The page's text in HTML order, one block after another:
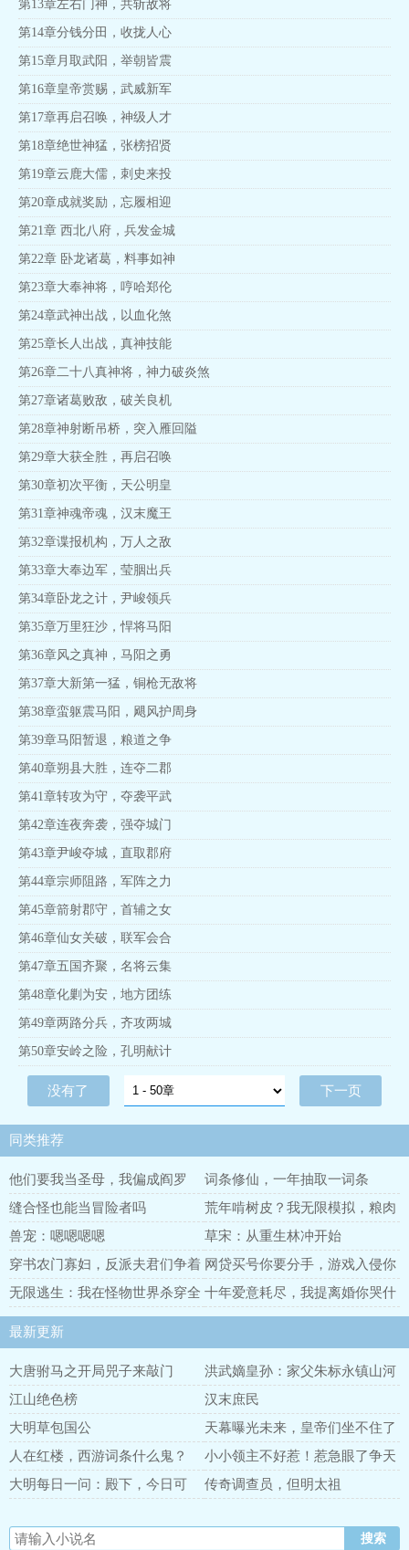
第13章左右门神，共斩敌将
第14章分钱分田，收拢人心
第15章月取武阳，举朝皆震
第16章皇帝赏赐，武威新军
第17章再启召唤，神级人才
第18章绝世神猛，张榜招贤
第19章云鹿大儒，刺史来投
第20章成就奖励，忘履相迎
第21章 西北八府，兵发金城
第22章 卧龙诸葛，料事如神
第23章大奉神将，哼哈郑伦
第24章武神出战，以血化煞
第25章长人出战，真神技能
第26章二十八真神将，神力破炎煞
第27章诸葛败敌，破关良机
第28章神射断吊桥，突入雁回隘
第29章大获全胜，再启召唤
第30章初次平衡，天公明皇
第31章神魂帝魂，汉末魔王
第32章谍报机构，万人之敌
第33章大奉边军，莹胭出兵
第34章卧龙之计，尹峻领兵
第35章万里狂沙，悍将马阳
第36章风之真神，马阳之勇
第37章大新第一猛，铜枪无敌将
第38章蛮躯震马阳，飓风护周身
第39章马阳暂退，粮道之争
第40章朔县大胜，连夺二郡
第41章转攻为守，夺袭平武
第42章连夜奔袭，强夺城门
第43章尹峻夺城，直取郡府
第44章宗师阻路，军阵之力
第45章箭射郡守，首辅之女
第46章仙女关破，联军会合
第47章五国齐聚，名将云集
第48章化剿为安，地方团练
第49章两路分兵，齐攻两城
第50章安岭之险，孔明献计
没有了 下一页
同类推荐
他们要我当圣母，我偏成阎罗
词条修仙，一年抽取一词条
缝合怪也能当冒险者吗
荒年啃树皮？我无限模拟，粮肉
满仓
兽宠：嗯嗯嗯嗯
草宋：从重生林冲开始
穿书农门寡妇，反派夫君们争着
宠
网贷买号你要分手，游戏入侵你
已急哭
无限逃生：我在怪物世界杀穿全
场
十年爱意耗尽，我提离婚你哭什
么
最新更新
大唐驸马之开局兕子来敲门
洪武嫡皇孙：家父朱标永镇山河
江山绝色榜
汉末庶民
大明草包国公
天幕曝光未来，皇帝们坐不住了
人在红楼，西游词条什么鬼？
小小领主不好惹！惹急眼了争天
下
大明每日一问：殿下，今日可
传奇调查员，但明太祖